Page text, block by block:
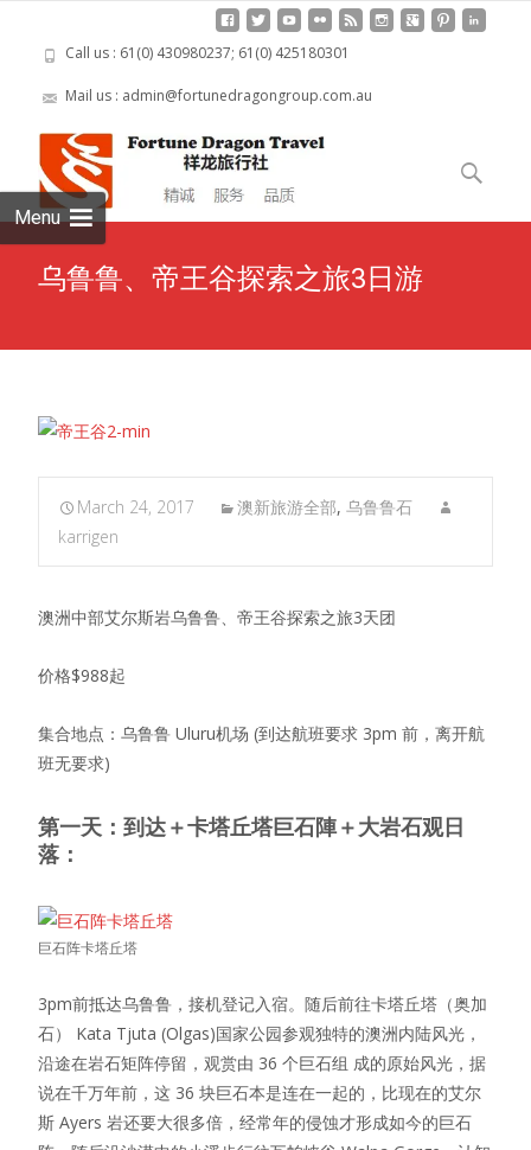
Call us : 61(0) 430980237; 61(0) 425180301
Mail us : admin@fortunedragongroup.com.au
Menu
content
Search
乌鲁鲁、帝王谷探索之旅3日游
March 24, 2017 澳新旅游全部, 乌鲁鲁石
karrigen
澳洲中部艾尔斯岩乌鲁鲁、帝王谷探索之旅3天团
价格$988起
集合地点：乌鲁鲁 Uluru机场 (到达航班要求 3pm 前，离开航
班无要求)
第一天：到达＋卡塔丘塔巨石陣＋大岩石观日
落：
巨石阵卡塔丘塔
3pm前抵达乌鲁鲁，接机登记入宿。随后前往卡塔丘塔（奥加
石） Kata Tjuta (Olgas)国家公园参观独特的澳洲内陆风光，
沿途在岩石矩阵停留，观赏由 36 个巨石组 成的原始风光，据
说在千万年前，这 36 块巨石本是连在一起的，比现在的艾尔
斯 Ayers 岩还要大很多倍，经常年的侵蚀才形成如今的巨石